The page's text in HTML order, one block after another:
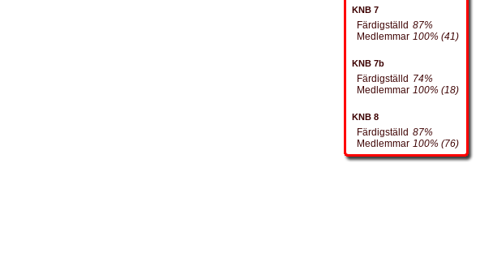
KNB 7
Färdigställd 87%
Medlemmar 100% (41)
KNB 7b
Färdigställd 74%
Medlemmar 100% (18)
KNB 8
Färdigställd 87%
Medlemmar 100% (76)